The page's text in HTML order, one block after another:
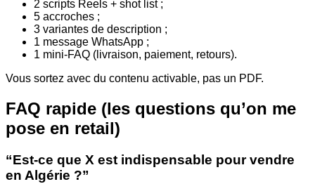
2 scripts Reels + shot list ;
5 accroches ;
3 variantes de description ;
1 message WhatsApp ;
1 mini-FAQ (livraison, paiement, retours).
Vous sortez avec du contenu activable, pas un PDF.
FAQ rapide (les questions qu’on me
pose en retail)
“Est-ce que X est indispensable pour vendre
en Algérie ?”